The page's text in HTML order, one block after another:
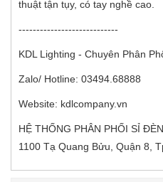
thuật tận tụy, có tay nghề cao.
----------------------------
KDL Lighting - Chuyên Phân
Zalo/ Hotline: 03494.68888
Website: kdlcompany.vn
HỆ THỐNG PHÂN PHỐI SỈ
1100 Tạ Quang Bửu, Quận 8,